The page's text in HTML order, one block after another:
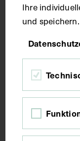
Maße
Kurzbeschreibung
Ihre
und speichern.